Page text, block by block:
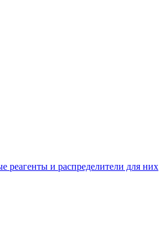
реагенты и распределители для них